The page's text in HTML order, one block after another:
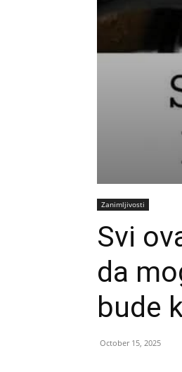
Zanimljivosti
Svi
da
bude
October 15, 2025